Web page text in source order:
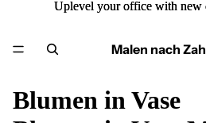
Uplevel your office with new
Uplevel your office with new
Malen nach
Blumen in Vase